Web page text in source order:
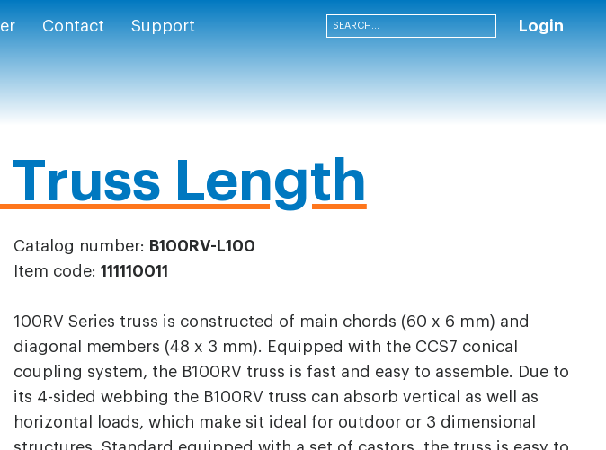
Contact Support Login
Length
Catalog number: B100RV-L100
Item code: 111110011
100RV Series truss is constructed of main chords (60 x 6 mm) and
diagonal members (48 x 3 mm). Equipped with the CCS7 conical
coupling system, the B100RV truss is fast and easy to assemble. Due to
its 4-sided webbing the B100RV truss can absorb vertical as well as
horizontal loads, which make sit ideal for outdoor or 3 dimensional